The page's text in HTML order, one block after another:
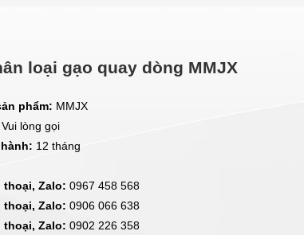
loại gạo quay dòng MMJX
phẩm: MMJX
Vui lòng gọi
12 tháng
thoại, Zalo: 0967 458 568
thoại, Zalo: 0906 066 638
thoại, Zalo: 0902 226 358